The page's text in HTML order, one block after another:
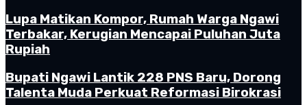
Lupa Matikan Kompor, Rumah Warga Ngawi
Terbakar, Kerugian Mencapai Puluhan Juta
Rupiah
Bupati Ngawi Lantik 228 PNS Baru, Dorong
Talenta Muda Perkuat Reformasi Birokrasi